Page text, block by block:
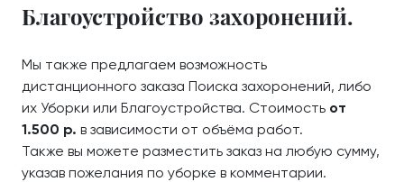
Благоустройство захоронений.
Мы также предлагаем возможность
дистанционного заказа Поиска захоронений, либо
их Уборки или Благоустройства. Стоимость от
1.500 р. в зависимости от объёма работ.
Также вы можете разместить заказ на любую сумму,
указав пожелания по уборке в комментарии.